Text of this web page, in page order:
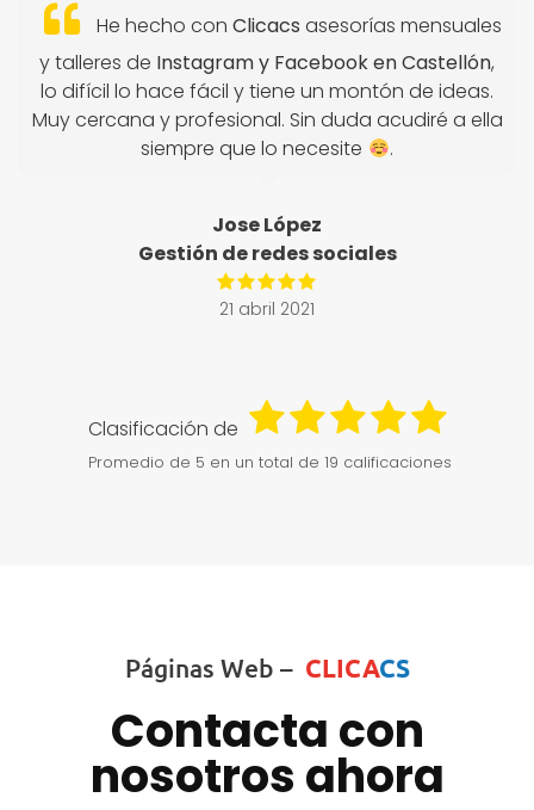
He hecho con Clicacs asesorías mensuales
y talleres de Instagram y Facebook en Castellón,
lo difícil lo hace fácil y tiene un montón de ideas.
Muy cercana y profesional. Sin duda acudiré a ella
siempre que lo necesite
.
Jose López
Gestión de redes sociales
21 abril 2021
Clasificación de
Promedio de 5 en un total de 19 calificaciones
Páginas Web – CLICACS
Contacta con
nosotros ahora